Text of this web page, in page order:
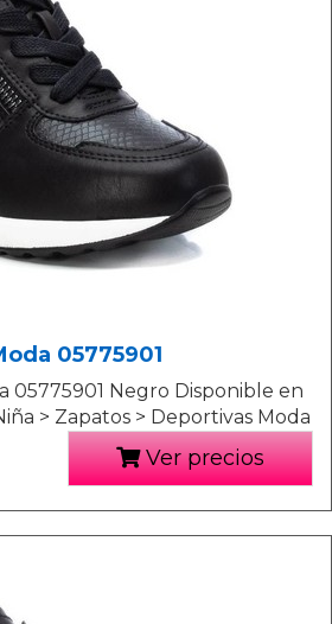
05775901
05775901 Negro Disponible en
> Zapatos > Deportivas Moda
Ver precios